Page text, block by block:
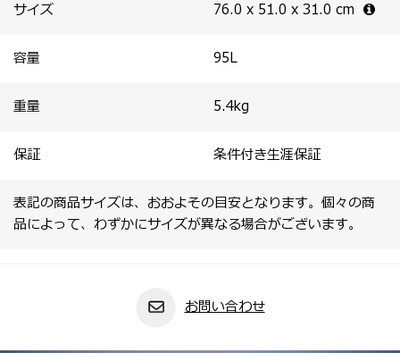
サイズ 76.0 x 51.0 x 31.0 cm
容量 95L
重量 5.4kg
保証 条件付き生涯保証
表記の商品サイズは、おおよその目安となります。個々の商
品によって、わずかにサイズが異なる場合がございます。
お問い合わせ